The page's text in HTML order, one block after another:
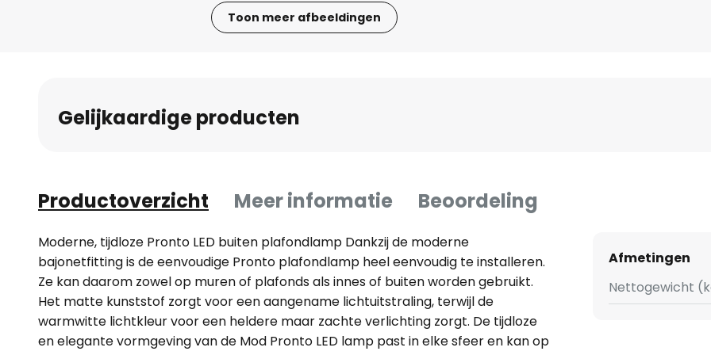
Toon meer afbeeldingen
vanGelijkaardige producten
Productoverzicht Meer informatie Beoordeling
Moderne, tijdloze Pronto LED buiten plafondlamp Dankzij de moderne
bajonetfitting is de eenvoudige Pronto plafondlamp heel eenvoudig te installeren.
Ze kan daarom zowel op muren of plafonds als innes of buiten worden gebruikt.
Het matte kunststof zorgt voor een aangename lichtuitstraling, terwijl de
warmwitte lichtkleur voor een heldere maar zachte verlichting zorgt. De tijdloze
en elegante vormgeving van de Mod Pronto LED lamp past in elke sfeer en kan op
Afmetingen
Nettogewicht